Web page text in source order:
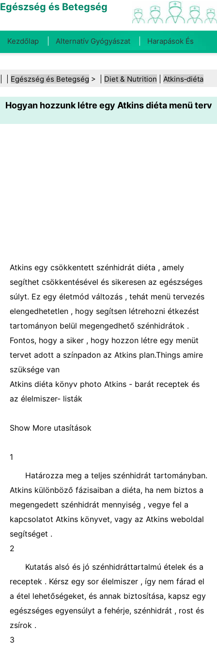
Egészség és Betegség
Kezdőlap Alternatív Gyógyászat Harapások És
Fogegészség Diéta És Táplálkozás Családi
Egészség Egészségügyi Ágazat Mentális Egészség
Közegészségügy És Biztonság Sebészet És
Egészség és Betegség > | Diet & Nutrition Atkins‑diéta
Hogyan hozzunk létre egy Atkins diéta menü terv
Atkins egy csökkentett szénhidrát diéta , amely
segíthet csökkentésével és sikeresen az egészséges
súlyt. Ez egy életmód változás , tehát menü tervezés
elengedhetetlen , hogy segítsen létrehozni étkezést
tartományon belül megengedhető szénhidrátok .
Fontos, hogy a siker , hogy hozzon létre egy menüt
tervet adott a színpadon az Atkins plan.Things amire
szüksége van
Atkins diéta könyv photo Atkins - barát receptek és
az élelmiszer- listák
Show More utasítások
1
Határozza meg a teljes szénhidrát tartományban.
Atkins különböző fázisaiban a diéta, ha nem biztos a
megengedett szénhidrát mennyiség , vegye fel a
kapcsolatot Atkins könyvet, vagy az Atkins weboldal
segítséget .
2
Kutatás alsó és jó szénhidráttartalmú ételek és a
receptek . Kérsz ​​egy sor élelmiszer , így nem fárad el
a étel lehetőségeket, és annak biztosítása, kapsz egy
egészséges egyensúlyt a fehérje, szénhidrát , rost és
zsírok .
3